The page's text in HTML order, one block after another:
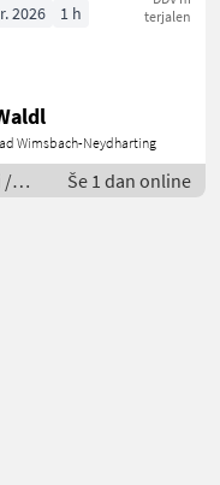
terjalen
2026 1 h
Wimsbach-Neydharting
/
Še 1 dan online